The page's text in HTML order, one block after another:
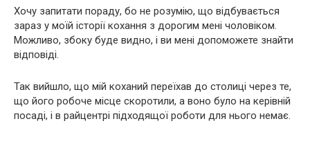
Хочу запитати пораду, бо не розумію, що відбувається
зараз у моїй історії кохання з дорогим мені чоловіком.
Можливо, збоку буде видно, і ви мені допоможете знайти
відповіді.
Так вийшло, що мій коханий переїхав до столиці через те,
що його робоче місце скоротили, а воно було на керівній
посаді, і в райцентрі підходящої роботи для нього немає.